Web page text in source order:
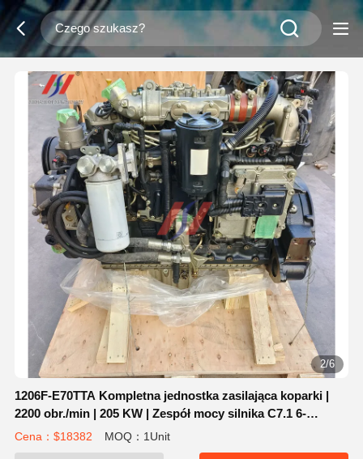
3/6
1206F-E70TTA Kompletna jednostka zasilająca koparki |
2200 obr./min | 205 KW | Zespół mocy silnika C7.1 6-
cylindrowego
Cena：$18382 MOQ：1Unit